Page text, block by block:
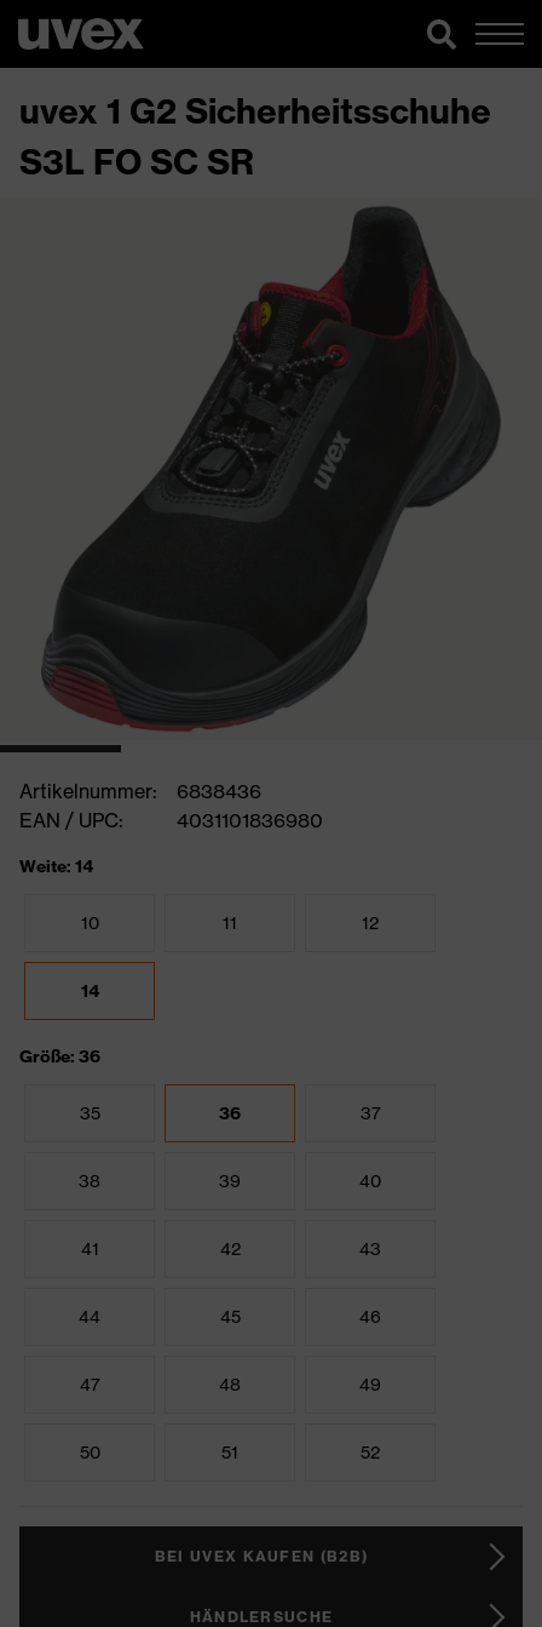
uvex 1 G2 Sicherheitsschuhe
S3L FO SC SR
Artikelnummer:
6838436
EAN / UPC:
4031101836980
Weite: 14
10 11 12
14
Größe: 36
35 36 37
38 39 40
41 42 43
44 45 46
47 48 49
50 51 52
BEI UVEX KAUFEN (B2B)
HÄNDLERSUCHE